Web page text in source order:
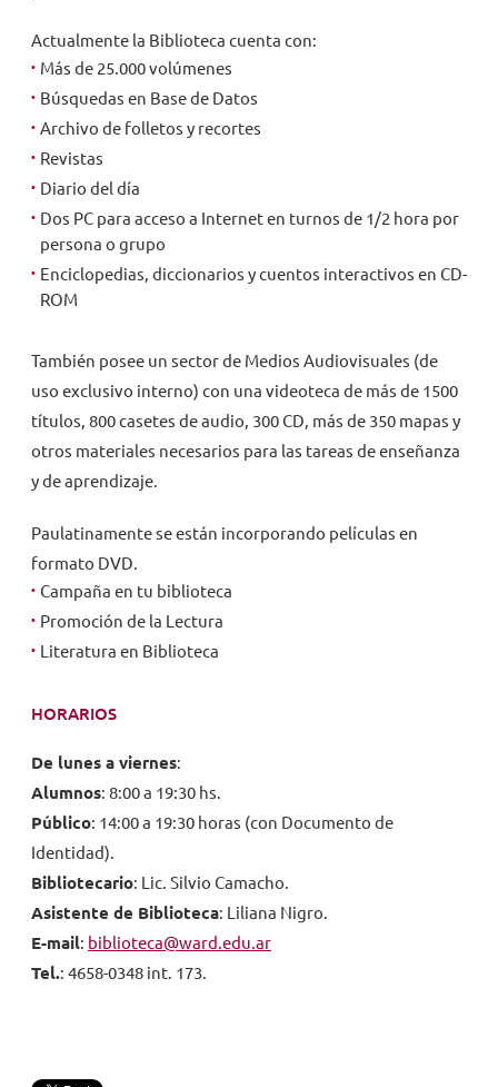
Actualmente la Biblioteca cuenta con:
Más de 25.000 volúmenes
Búsquedas en Base de Datos
Archivo de folletos y recortes
Revistas
Diario del día
Dos PC para acceso a Internet en turnos de 1/2 hora por
persona o grupo
Enciclopedias, diccionarios y cuentos interactivos en CD-
ROM
También posee un sector de Medios Audiovisuales (de
uso exclusivo interno) con una videoteca de más de 1500
títulos, 800 casetes de audio, 300 CD, más de 350 mapas y
otros materiales necesarios para las tareas de enseñanza
y de aprendizaje.
Paulatinamente se están incorporando películas en
formato DVD.
Campaña en tu biblioteca
Promoción de la Lectura
Literatura en Biblioteca
HORARIOS
De lunes a viernes:
Alumnos: 8:00 a 19:30 hs.
Público: 14:00 a 19:30 horas (con Documento de
Identidad).
Bibliotecario: Lic. Silvio Camacho.
Asistente de Biblioteca: Liliana Nigro.
E-mail: biblioteca@ward.edu.ar
Tel.: 4658-0348 int. 173.